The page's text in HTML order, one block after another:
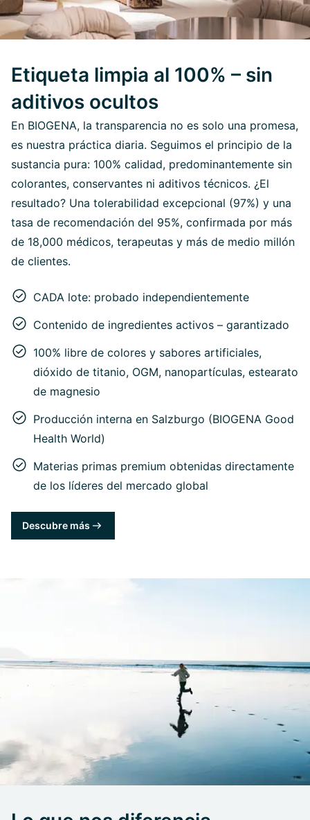
Etiqueta limpia al 100% – sin
aditivos ocultos
En BIOGENA, la transparencia no es solo una promesa,
es nuestra práctica diaria. Seguimos el principio de la
sustancia pura: 100% calidad, predominantemente sin
colorantes, conservantes ni aditivos técnicos. ¿El
resultado? Una tolerabilidad excepcional (97%) y una
tasa de recomendación del 95%, confirmada por más
de 18,000 médicos, terapeutas y más de medio millón
de clientes.
CADA lote: probado independientemente
Contenido de ingredientes activos – garantizado
100% libre de colores y sabores artificiales,
dióxido de titanio, OGM, nanopartículas, estearato
de magnesio
Producción interna en Salzburgo (BIOGENA Good
Health World)
Materias primas premium obtenidas directamente
de los líderes del mercado global
Descubre más